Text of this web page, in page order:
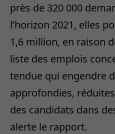
près de 320 000
l’horizon 2021, elles
1,6 million, en raison
liste des emplois
tendue qui engendre
approfondies,
des candidats dans
alerte le rapport.